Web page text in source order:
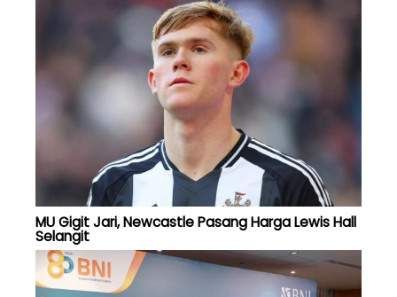
MU Gigit Jari, Newcastle Pasang Harga Lewis Hall
Selangit